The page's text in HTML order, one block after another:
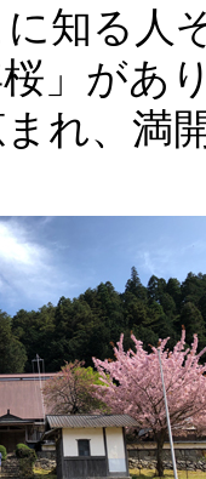
知る人
桜」があ
れ、満